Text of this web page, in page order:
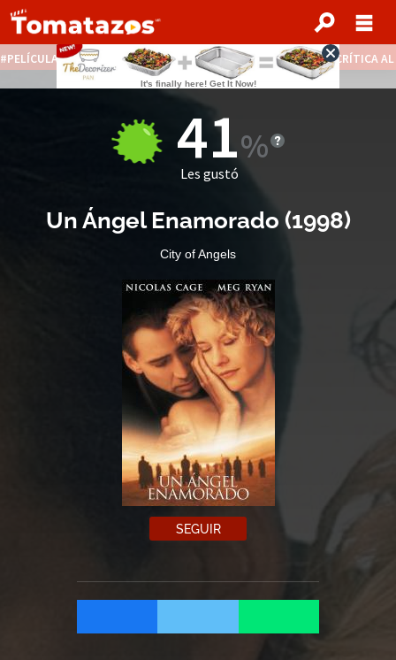
PELÍCULAS STREAMING GRATIS NOTICIAS DESTACADAS CRÍTICA
41
Les gustó
Un Ángel Enamorado (1998)
City of Angels
SEGUIR